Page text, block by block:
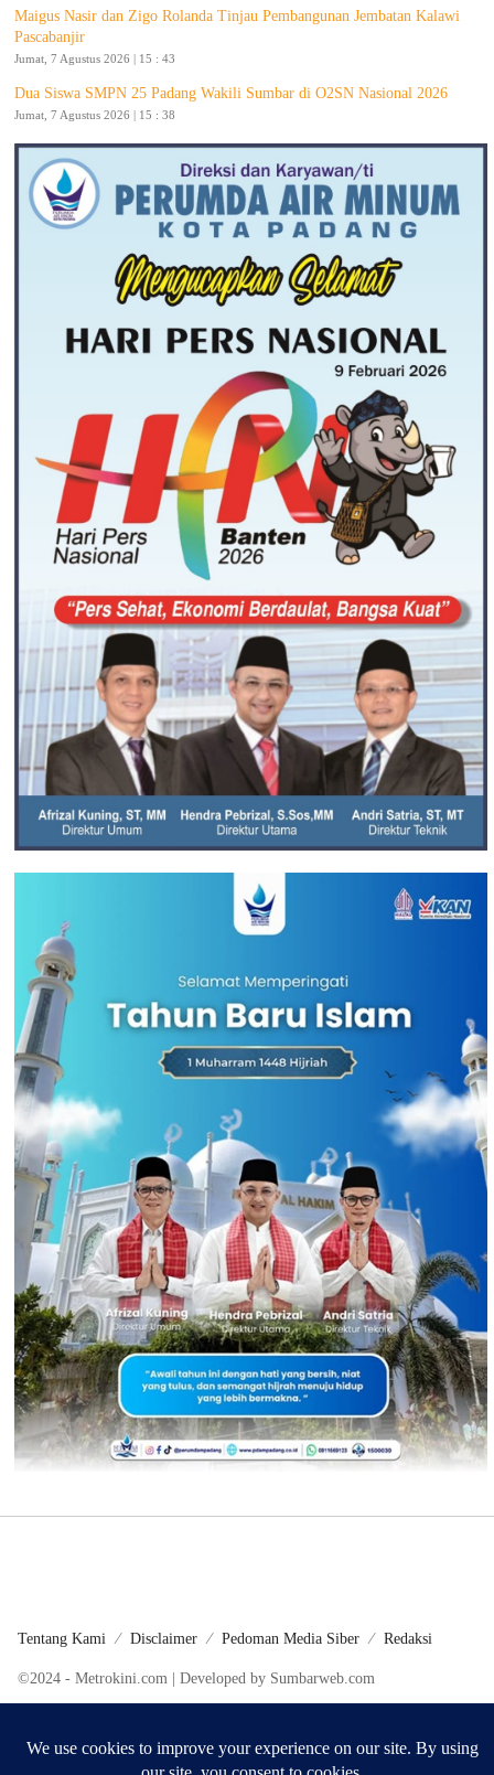
Maigus Nasir dan Zigo Rolanda Tinjau Pembangunan Jembatan Kalawi
Pascabanjir
Jumat, 7 Agustus 2026 | 15 : 43
Dua Siswa SMPN 25 Padang Wakili Sumbar di O2SN Nasional 2026
Jumat, 7 Agustus 2026 | 15 : 38
Tentang Kami Disclaimer Pedoman Media Siber Redaksi
©2024 - Metrokini.com | Developed by Sumbarweb.com